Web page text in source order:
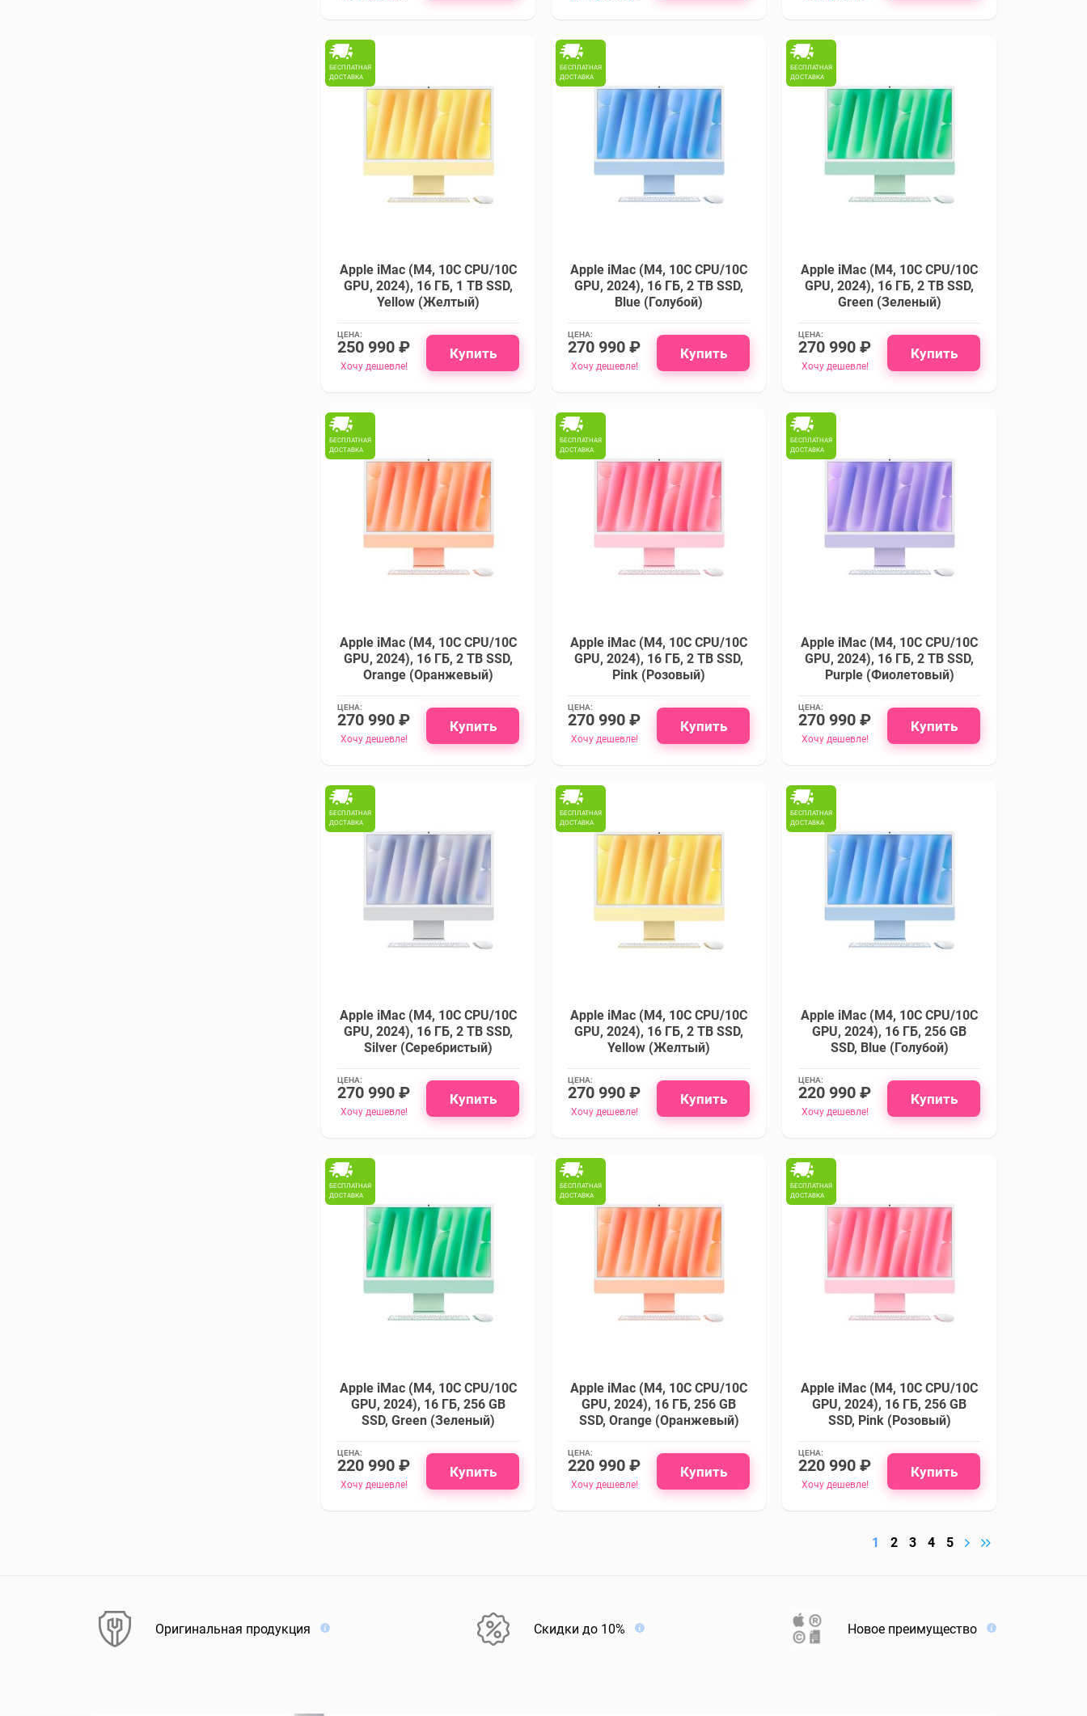
БЕСПЛАТНАЯ
ДОСТАВКА
Apple iMac (M4, 10C CPU/10C
GPU, 2024), 16 ГБ, 1 TB SSD,
Yellow (Желтый)
ЦЕНА:
250 990 ₽
Хочу дешевле!
Купить
БЕСПЛАТНАЯ
ДОСТАВКА
Apple iMac (M4, 10C CPU/10C
GPU, 2024), 16 ГБ, 2 TB SSD,
Blue (Голубой)
ЦЕНА:
270 990 ₽
Хочу дешевле!
Купить
БЕСПЛАТНАЯ
ДОСТАВКА
Apple iMac (M4, 10C CPU/10C
GPU, 2024), 16 ГБ, 2 TB SSD,
Green (Зеленый)
ЦЕНА:
270 990 ₽
Хочу дешевле!
Купить
БЕСПЛАТНАЯ
ДОСТАВКА
Apple iMac (M4, 10C CPU/10C
GPU, 2024), 16 ГБ, 2 TB SSD,
Orange (Оранжевый)
ЦЕНА:
270 990 ₽
Хочу дешевле!
Купить
БЕСПЛАТНАЯ
ДОСТАВКА
Apple iMac (M4, 10C CPU/10C
GPU, 2024), 16 ГБ, 2 TB SSD,
Pink (Розовый)
ЦЕНА:
270 990 ₽
Хочу дешевле!
Купить
БЕСПЛАТНАЯ
ДОСТАВКА
Apple iMac (M4, 10C CPU/10C
GPU, 2024), 16 ГБ, 2 TB SSD,
Purple (Фиолетовый)
ЦЕНА:
270 990 ₽
Хочу дешевле!
Купить
БЕСПЛАТНАЯ
ДОСТАВКА
Apple iMac (M4, 10C CPU/10C
GPU, 2024), 16 ГБ, 2 TB SSD,
Silver (Серебристый)
ЦЕНА:
270 990 ₽
Хочу дешевле!
Купить
БЕСПЛАТНАЯ
ДОСТАВКА
Apple iMac (M4, 10C CPU/10C
GPU, 2024), 16 ГБ, 2 TB SSD,
Yellow (Желтый)
ЦЕНА:
270 990 ₽
Хочу дешевле!
Купить
БЕСПЛАТНАЯ
ДОСТАВКА
Apple iMac (M4, 10C CPU/10C
GPU, 2024), 16 ГБ, 256 GB
SSD, Blue (Голубой)
ЦЕНА:
220 990 ₽
Хочу дешевле!
Купить
БЕСПЛАТНАЯ
ДОСТАВКА
Apple iMac (M4, 10C CPU/10C
GPU, 2024), 16 ГБ, 256 GB
SSD, Green (Зеленый)
ЦЕНА:
220 990 ₽
Хочу дешевле!
Купить
БЕСПЛАТНАЯ
ДОСТАВКА
Apple iMac (M4, 10C CPU/10C
GPU, 2024), 16 ГБ, 256 GB
SSD, Orange (Оранжевый)
ЦЕНА:
220 990 ₽
Хочу дешевле!
Купить
БЕСПЛАТНАЯ
ДОСТАВКА
Apple iMac (M4, 10C CPU/10C
GPU, 2024), 16 ГБ, 256 GB
SSD, Pink (Розовый)
ЦЕНА:
220 990 ₽
Хочу дешевле!
Купить
1 2 3 4 5
Оригинальная продукция Скидки до 10% Новое преимущество